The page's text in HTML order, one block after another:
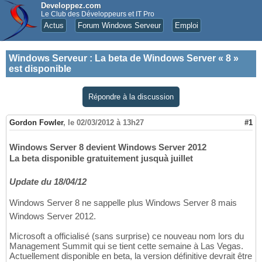
Developpez.com
Le Club des Développeurs et IT Pro
Actus Forum Windows Serveur Emploi
Windows Serveur : La beta de Windows Server « 8 »
est disponible
Répondre à la discussion
Gordon Fowler, le 02/03/2012 à 13h27 #1
Windows Server 8 devient Windows Server 2012
La beta disponible gratuitement jusquà juillet
Update du 18/04/12
Windows Server 8 ne sappelle plus Windows Server 8 mais
Windows Server 2012.
Microsoft a officialisé (sans surprise) ce nouveau nom lors du
Management Summit qui se tient cette semaine à Las Vegas.
Actuellement disponible en beta, la version définitive devrait être